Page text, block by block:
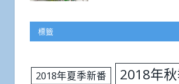
標籤
2018年夏季新番 2018年